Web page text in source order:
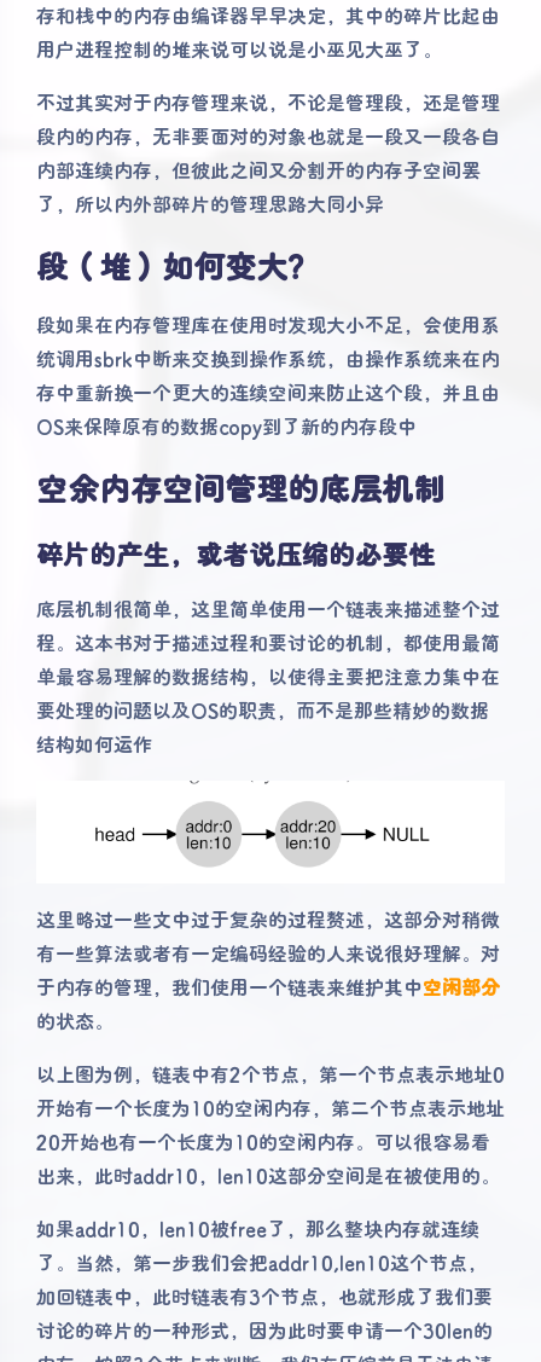
存和栈中的内存由编译器早早决定，其中的碎片比起由
用户进程控制的堆来说可以说是小巫见大巫了。
不过其实对于内存管理来说，不论是管理段，还是管理
段内的内存，无非要面对的对象也就是一段又一段各自
内部连续内存，但彼此之间又分割开的内存子空间罢
了，所以内外部碎片的管理思路大同小异
段（堆）如何变大？
段如果在内存管理库在使用时发现大小不足，会使用系
统调用sbrk中断来交换到操作系统，由操作系统来在内
存中重新换一个更大的连续空间来防止这个段，并且由
OS来保障原有的数据copy到了新的内存段中
空余内存空间管理的底层机制
碎片的产生，或者说压缩的必要性
底层机制很简单，这里简单使用一个链表来描述整个过
程。这本书对于描述过程和要讨论的机制，都使用最简
单最容易理解的数据结构，以使得主要把注意力集中在
要处理的问题以及OS的职责，而不是那些精妙的数据
结构如何运作
这里略过一些文中过于复杂的过程赘述，这部分对稍微
有一些算法或者有一定编码经验的人来说很好理解。对
于内存的管理，我们使用一个链表来维护其中空闲部分
的状态。
以上图为例，链表中有2个节点，第一个节点表示地址0
开始有一个长度为10的空闲内存，第二个节点表示地址
20开始也有一个长度为10的空闲内存。可以很容易看
出来，此时addr10，len10这部分空间是在被使用的。
如果addr10，len10被free了，那么整块内存就连续
了。当然，第一步我们会把addr10,len10这个节点，
加回链表中，此时链表有3个节点，也就形成了我们要
讨论的碎片的一种形式，因为此时要申请一个30len的